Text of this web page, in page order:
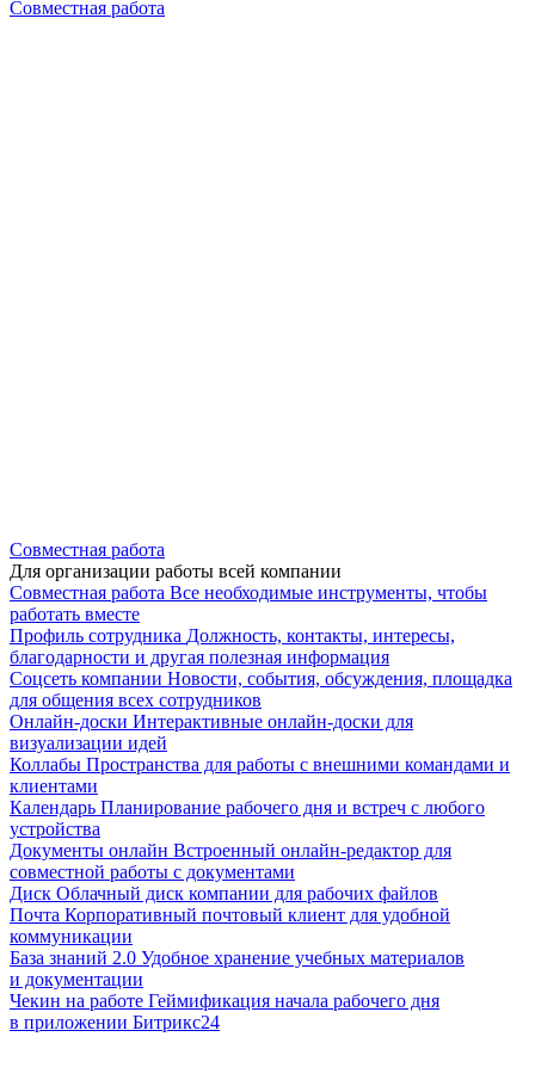
Совместная работа
Совместная работа
Для организации работы всей компании
Совместная работа Все необходимые инструменты, чтобы
работать вместе
Профиль сотрудника Должность, контакты, интересы,
благодарности и другая полезная информация
Соцсеть компании Новости, события, обсуждения, площадка
для общения всех сотрудников
Онлайн-доски Интерактивные онлайн-доски для
визуализации идей
Коллабы Пространства для работы с внешними командами и
клиентами
Календарь Планирование рабочего дня и встреч с любого
устройства
Документы онлайн Встроенный онлайн-редактор для
совместной работы с документами
Диск Облачный диск компании для рабочих файлов
Почта Корпоративный почтовый клиент для удобной
коммуникации
База знаний 2.0 Удобное хранение учебных материалов
и документации
Чекин на работе Геймификация начала рабочего дня
в приложении Битрикс24